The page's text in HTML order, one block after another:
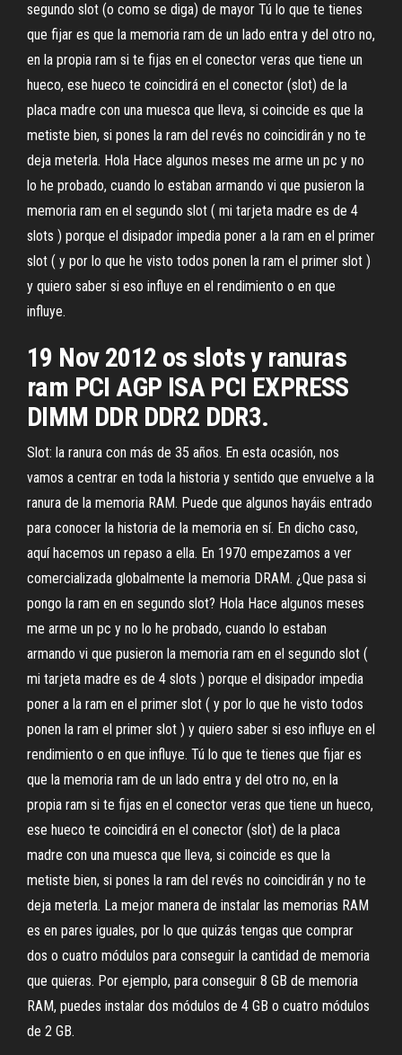
segundo slot (o como se diga) de mayor Tú lo que te tienes
que fijar es que la memoria ram de un lado entra y del otro no,
en la propia ram si te fijas en el conector veras que tiene un
hueco, ese hueco te coincidirá en el conector (slot) de la
placa madre con una muesca que lleva, si coincide es que la
metiste bien, si pones la ram del revés no coincidirán y no te
deja meterla. Hola Hace algunos meses me arme un pc y no
lo he probado, cuando lo estaban armando vi que pusieron la
memoria ram en el segundo slot ( mi tarjeta madre es de 4
slots ) porque el disipador impedia poner a la ram en el primer
slot ( y por lo que he visto todos ponen la ram el primer slot )
y quiero saber si eso influye en el rendimiento o en que
influye.
19 Nov 2012 os slots y ranuras
ram PCI AGP ISA PCI EXPRESS
DIMM DDR DDR2 DDR3.
Slot: la ranura con más de 35 años. En esta ocasión, nos
vamos a centrar en toda la historia y sentido que envuelve a la
ranura de la memoria RAM. Puede que algunos hayáis entrado
para conocer la historia de la memoria en sí. En dicho caso,
aquí hacemos un repaso a ella. En 1970 empezamos a ver
comercializada globalmente la memoria DRAM. ¿Que pasa si
pongo la ram en en segundo slot? Hola Hace algunos meses
me arme un pc y no lo he probado, cuando lo estaban
armando vi que pusieron la memoria ram en el segundo slot (
mi tarjeta madre es de 4 slots ) porque el disipador impedia
poner a la ram en el primer slot ( y por lo que he visto todos
ponen la ram el primer slot ) y quiero saber si eso influye en el
rendimiento o en que influye. Tú lo que te tienes que fijar es
que la memoria ram de un lado entra y del otro no, en la
propia ram si te fijas en el conector veras que tiene un hueco,
ese hueco te coincidirá en el conector (slot) de la placa
madre con una muesca que lleva, si coincide es que la
metiste bien, si pones la ram del revés no coincidirán y no te
deja meterla. La mejor manera de instalar las memorias RAM
es en pares iguales, por lo que quizás tengas que comprar
dos o cuatro módulos para conseguir la cantidad de memoria
que quieras. Por ejemplo, para conseguir 8 GB de memoria
RAM, puedes instalar dos módulos de 4 GB o cuatro módulos
de 2 GB.